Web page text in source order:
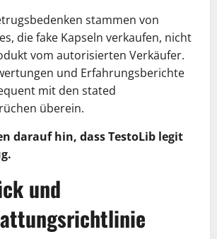
stammen von
die fake Kapseln verkaufen, nicht
vom autorisierten Verkäufer.
und Erfahrungsberichte
mit den stated
überein.
darauf hin, dass TestoLib legit
und